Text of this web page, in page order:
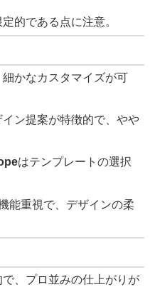
的である点に注意。
かなカスタマイズが可
ン提案が特徴的で、やや
はテンプレートの選択
能重視で、デザインの柔
、プロ並みの仕上がりが